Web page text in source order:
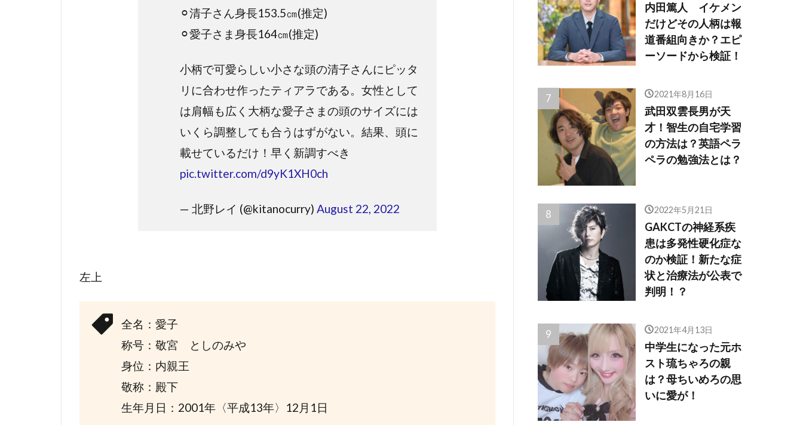
⚪︎清子さん身長153.5㎝(推定)
⚪︎愛子さま身長164㎝(推定)
小柄で可愛らしい小さな頭の清子さんにピッタ
リに合わせ作ったティアラである。女性として
は肩幅も広く大柄な愛子さまの頭のサイズには
いくら調整しても合うはずがない。結果、頭に
載せているだけ！早く新調すべき
pic.twitter.com/d9yK1XH0ch
— 北野レイ (@kitanocurry) August 22, 2022
左上
全名：愛子
称号：敬宮 としのみや
身位：内親王
敬称：殿下
生年月日：2001年〈平成13年〉12月1日
内田篤人 イケメン
だけどその人柄は報
道番組向きか？エピ
ーソードから検証！
2021年8月16日
武田双雲長男が天
才！智生の自宅学習
の方法は？英語ペラ
ペラの勉強法とは？
2022年5月21日
GAKCTの神経系疾
患は多発性硬化症な
のか検証！新たな症
状と治療法が公表で
判明！？
2021年4月13日
中学生になった元ホ
スト琉ちゃろの親
は？母ちいめろの思
いに愛が！